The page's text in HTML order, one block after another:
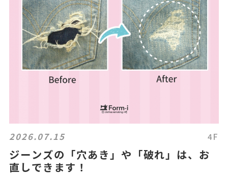
2026.07.15 4F
ジーンズの「穴あき」や「破れ」は、お
直しできます！